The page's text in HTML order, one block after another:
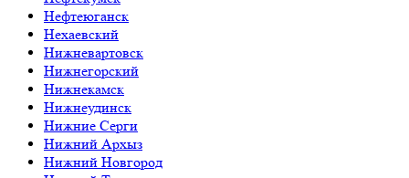
Нефтеюганск
Нехаевский
Нижневартовск
Нижнегорский
Нижнекамск
Нижнеудинск
Нижние Серги
Нижний Архыз
Нижний Новгород